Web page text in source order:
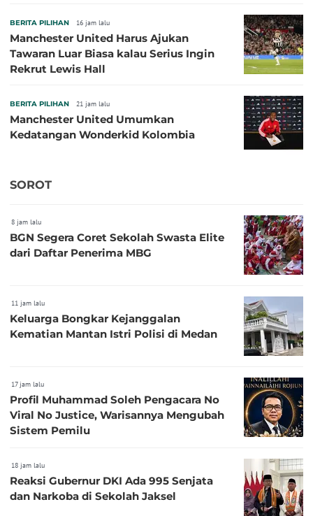
BERITA PILIHAN 16 jam lalu
Manchester United Harus Ajukan
Tawaran Luar Biasa kalau Serius Ingin
Rekrut Lewis Hall
BERITA PILIHAN 21 jam lalu
Manchester United Umumkan
Kedatangan Wonderkid Kolombia
SOROT
8 jam lalu
BGN Segera Coret Sekolah Swasta Elite
dari Daftar Penerima MBG
11 jam lalu
Keluarga Bongkar Kejanggalan
Kematian Mantan Istri Polisi di Medan
17 jam lalu
Profil Muhammad Soleh Pengacara No
Viral No Justice, Warisannya Mengubah
Sistem Pemilu
18 jam lalu
Reaksi Gubernur DKI Ada 995 Senjata
dan Narkoba di Sekolah Jaksel